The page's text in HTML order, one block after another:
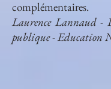
complémentaires.
Laurence Lannaud -
publique - Education